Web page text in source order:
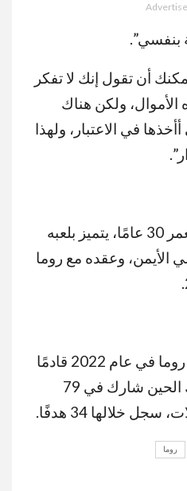
بنفسي”.
أن تقول إنك لا تفكر
الأموال، ولكن هناك
في الاعتبار، ولهذا
باولو ديبالا، البالغ من العمر 30 عامًا، يتميز بلعبه
الأيمن، وعقده مع روما
انتقل ديبالا إلى صفوف روما في عام 2022 قادمًا
من يوفنتوس، ومنذ ذلك الحين شارك في 79
خلالها 34 هدفًا.
روما